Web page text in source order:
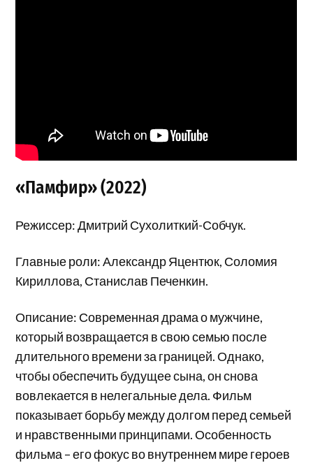
«Памфир» (2022)
Режиссер: Дмитрий Сухолиткий-Собчук.
Главные роли: Александр Яцентюк, Соломия
Кириллова, Станислав Печенкин.
Описание: Современная драма о мужчине,
который возвращается в свою семью после
длительного времени за границей. Однако,
чтобы обеспечить будущее сына, он снова
вовлекается в нелегальные дела. Фильм
показывает борьбу между долгом перед семьей
и нравственными принципами. Особенность
фильма – его фокус во внутреннем мире героев